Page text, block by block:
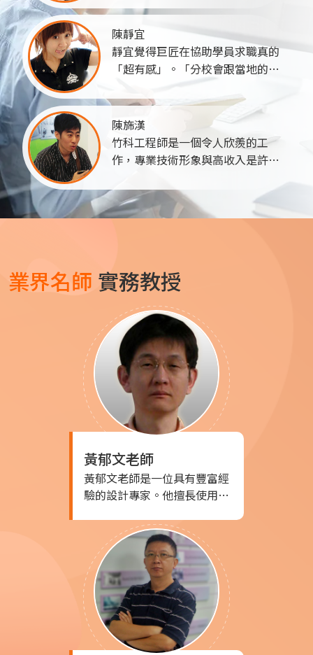
下一代義肢！...
一步一步的建築起來，也是我追逐
人生不變的目標！」...
陳靜宜
靜宜覺得巨匠在協助學員求職真的
「超有感」。「分校會跟當地的就
服站合作，邀請多家企業徵才面
試，而且是專為巨匠學員舉辦，讓
我們錄取的機會大幅提高！」...
陳旆漢
竹科工程師是一個令人欣羨的工
作，專業技術形象與高收入是許多
外表背後卻是許多不為人知辛苦的
付出。儘管收入比起同儕優渥許
業界名師 實務教授
黃郁文老師
黃郁文老師是一位具有豐富經
驗的設計專家。他擅長使用
計整合，以及產品造型、結構
和模具設計。擁有機械製圖乙
級技術士證書，並取得多項相
關軟體認證。他的作品曾獲得
德國iF Award和COMPUTEX最
佳產品獎，包括電競滑鼠、電
腦機殼和俄羅斯娃娃等。在工
作經歷上，他曾擔任工研院機